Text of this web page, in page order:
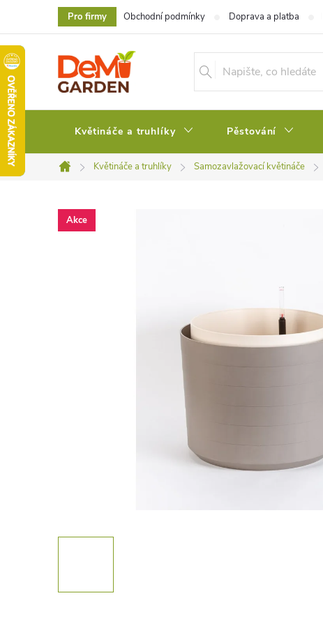
obsah
Pro firmy Obchodní podmínky Doprava a platba
Květináče a truhlíky Pěstování
Domů
Květináče a truhlíky Samozavlažovací květináče
Akce